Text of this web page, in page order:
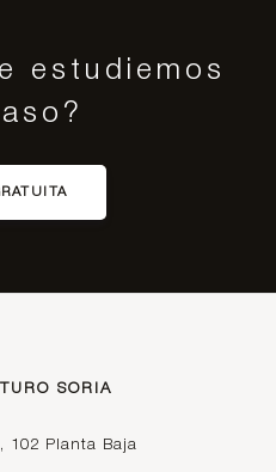
estudiemos
SORIA
102 Planta Baja